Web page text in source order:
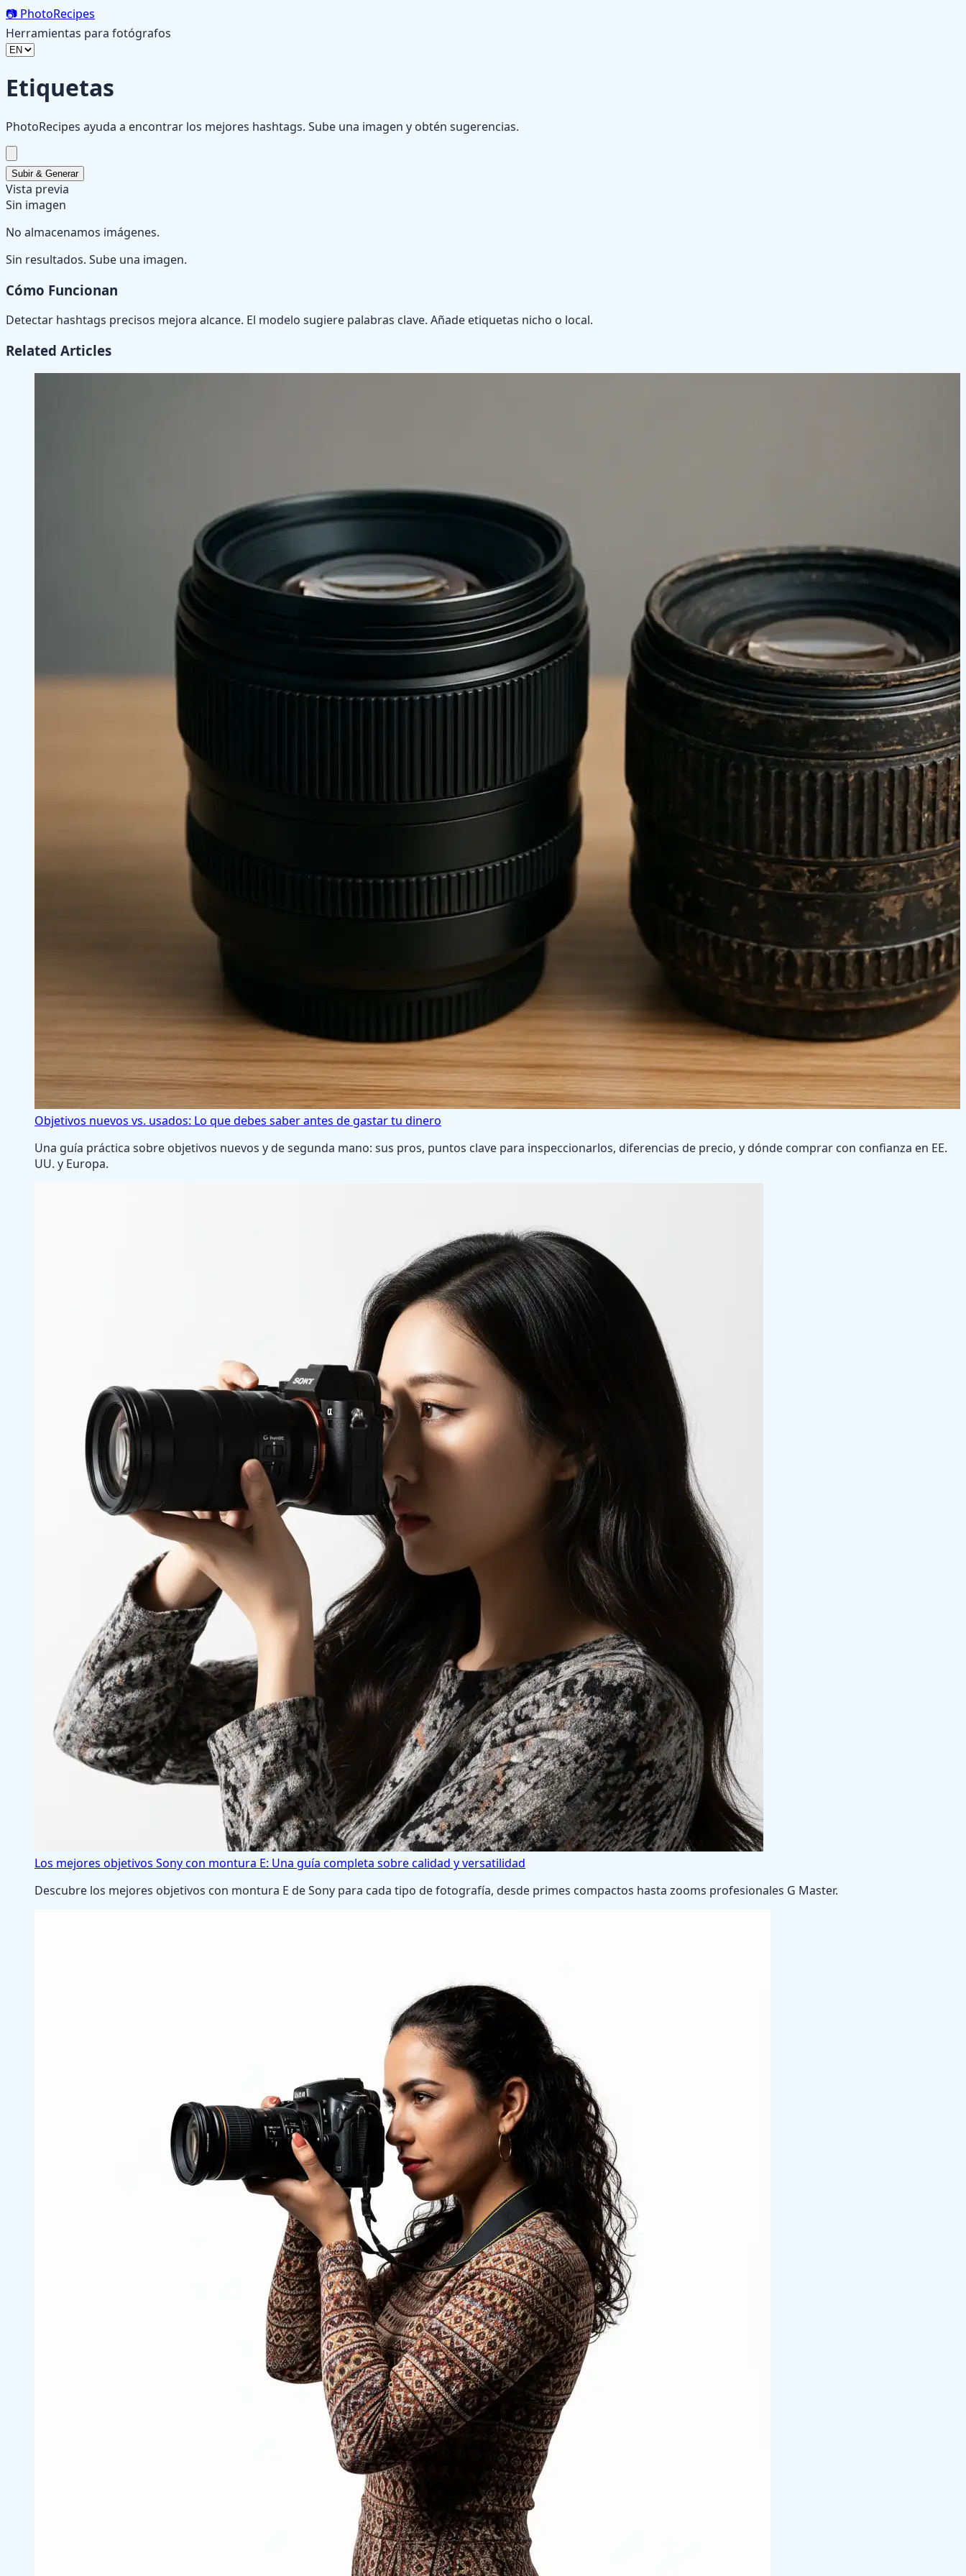
📷 PhotoRecipes
Herramientas para fotógrafos
Etiquetas
PhotoRecipes ayuda a encontrar los mejores hashtags. Sube una imagen y obtén sugerencias.
Subir & Generar
Vista previa
Sin imagen
No almacenamos imágenes.
Sin resultados. Sube una imagen.
Cómo Funcionan
Detectar hashtags precisos mejora alcance. El modelo sugiere palabras clave. Añade etiquetas nicho o local.
Related Articles
Objetivos nuevos vs. usados: Lo que debes saber antes de gastar tu dinero
Una guía práctica sobre objetivos nuevos y de segunda mano: sus pros, puntos clave para inspeccionarlos, diferencias de precio, y dónde comprar con confianza en EE.
UU. y Europa.
Los mejores objetivos Sony con montura E: Una guía completa sobre calidad y versatilidad
Descubre los mejores objetivos con montura E de Sony para cada tipo de fotografía, desde primes compactos hasta zooms profesionales G Master.